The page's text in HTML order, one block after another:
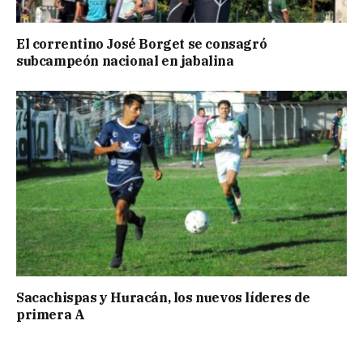
El correntino José Borget se consagró
subcampeón nacional en jabalina
Sacachispas y Huracán, los nuevos líderes de
primera A